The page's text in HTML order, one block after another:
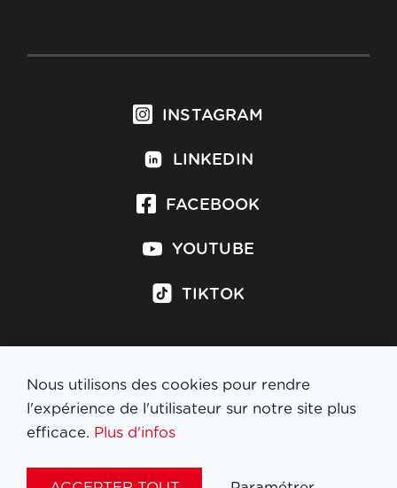
INSTAGRAM
LINKEDIN
FACEBOOK
YOUTUBE
TIKTOK
S'inscrire à la newsletter
Nous utilisons des cookies pour rendre
l'expérience de l'utilisateur sur notre site plus
efficace. Plus d'infos